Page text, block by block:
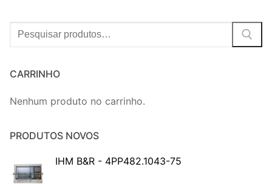
Procurar:
CARRINHO
Nenhum produto no carrinho.
PRODUTOS NOVOS
IHM B&R - 4PP482.1043-75